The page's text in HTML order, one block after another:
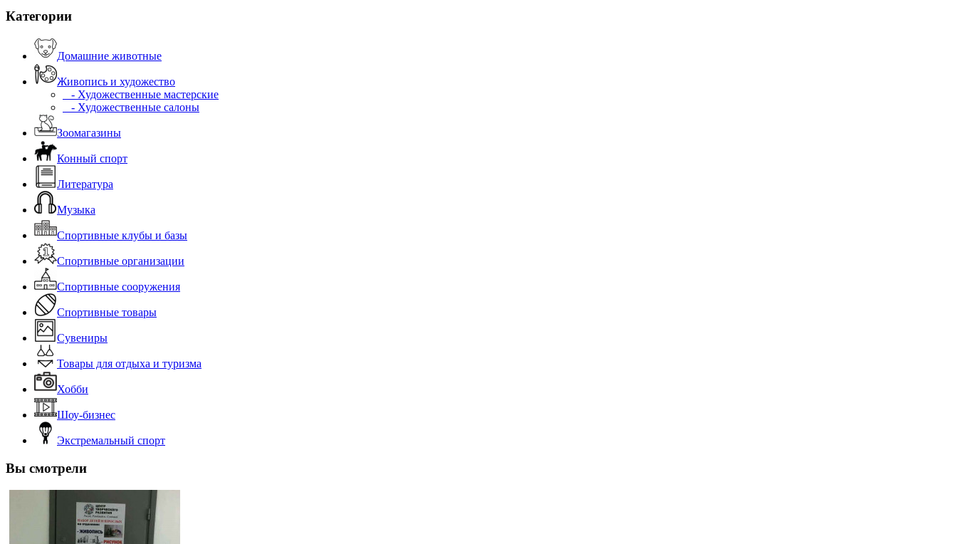
Категории
Домашние животные
Живопись и художество
- Художественные мастерские
- Художественные салоны
Зоомагазины
Конный спорт
Литература
Музыка
Спортивные клубы и базы
Спортивные организации
Спортивные сооружения
Спортивные товары
Сувениры
Товары для отдыха и туризма
Хобби
Шоу-бизнес
Экстремальный спорт
Вы смотрели